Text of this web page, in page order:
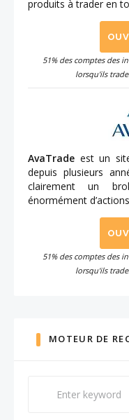
produits à trader en
51% des comptes des
lorsqu'ils
AvaTrade est un
depuis plusieurs
clairement un
énormément
51% des comptes des
lorsqu'ils
MOTEUR DE